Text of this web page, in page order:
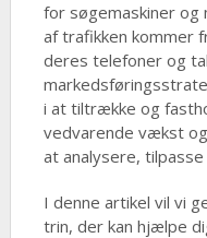
for søgemaskiner og
af trafikken kommer
deres telefoner og
i at tiltrække og
vedvarende vækst
at analysere,
I denne artikel vil vi
trin, der kan hjælpe